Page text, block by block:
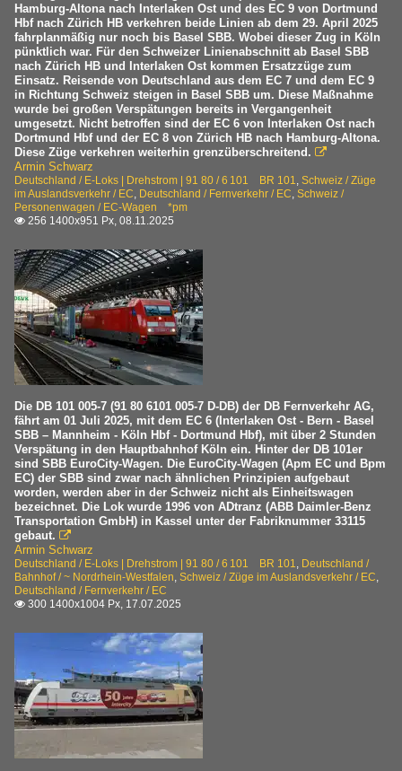
Hamburg-Altona nach Interlaken Ost und des EC 9 von Dortmund
Hbf nach Zürich HB verkehren beide Linien ab dem 29. April 2025
fahrplanmäßig nur noch bis Basel SBB. Wobei dieser Zug in Köln
pünktlich war. Für den Schweizer Linienabschnitt ab Basel SBB
nach Zürich HB und Interlaken Ost kommen Ersatzzüge zum
Einsatz. Reisende von Deutschland aus dem EC 7 und dem EC 9
in Richtung Schweiz steigen in Basel SBB um. Diese Maßnahme
wurde bei großen Verspätungen bereits in Vergangenheit
umgesetzt. Nicht betroffen sind der EC 6 von Interlaken Ost nach
Dortmund Hbf und der EC 8 von Zürich HB nach Hamburg-Altona.
Diese Züge verkehren weiterhin grenzüberschreitend. 
Armin Schwarz
Deutschland / E-Loks | Drehstrom | 91 80 / 6 101 BR 101, Schweiz / Züge
im Auslandsverkehr / EC, Deutschland / Fernverkehr / EC, Schweiz /
Personenwagen / EC-Wagen *pm
 256 1400x951 Px, 08.11.2025
Die DB 101 005-7 (91 80 6101 005-7 D-DB) der DB Fernverkehr AG,
fährt am 01 Juli 2025, mit dem EC 6 (Interlaken Ost - Bern - Basel
SBB – Mannheim - Köln Hbf - Dortmund Hbf), mit über 2 Stunden
Verspätung in den Hauptbahnhof Köln ein. Hinter der DB 101er
sind SBB EuroCity-Wagen. Die EuroCity-Wagen (Apm EC und Bpm
EC) der SBB sind zwar nach ähnlichen Prinzipien aufgebaut
worden, werden aber in der Schweiz nicht als Einheitswagen
bezeichnet. Die Lok wurde 1996 von ADtranz (ABB Daimler-Benz
Transportation GmbH) in Kassel unter der Fabriknummer 33115
gebaut. 
Armin Schwarz
Deutschland / E-Loks | Drehstrom | 91 80 / 6 101 BR 101, Deutschland /
Bahnhof / ~ Nordrhein-Westfalen, Schweiz / Züge im Auslandsverkehr / EC,
Deutschland / Fernverkehr / EC
 300 1400x1004 Px, 17.07.2025